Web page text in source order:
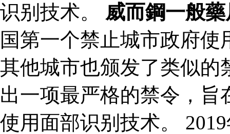
识别技术。 威而鋼一般藥
国第一个禁止城市政府
其他城市也颁发了类似的
出一项最严格的禁令，
使用面部识别技术。